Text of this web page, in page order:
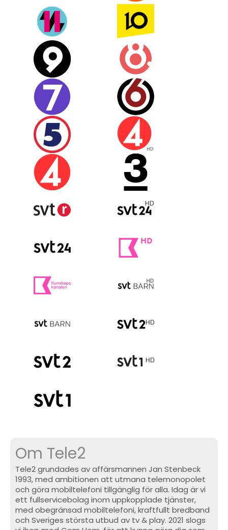
Om Tele2
Tele2 grundades av affärsmannen Jan Stenbeck
1993, med ambitionen att utmana telemonopolet
och göra mobiltelefoni tillgänglig för alla. Idag är vi
ett fullservicebolag inom uppkopplade tjänster,
med obegränsad mobiltelefoni, kraftfullt bredband
och Sveriges största utbud av tv & play. 2021 slogs